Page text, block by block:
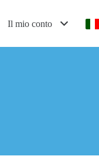
Il mio conto